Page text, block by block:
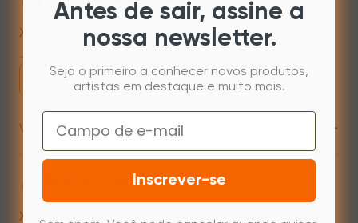
XPPenMac_4.0.18_260723
Baixe
Versão anterior +
Mac 10.12~14.2
XPPenMac_3.4.15_240313
Antes de sair, assine a
nossa newsletter.
Seja o primeiro a conhecer novos produtos,
artistas em destaque e muito mais.
Email
Inscrever-se